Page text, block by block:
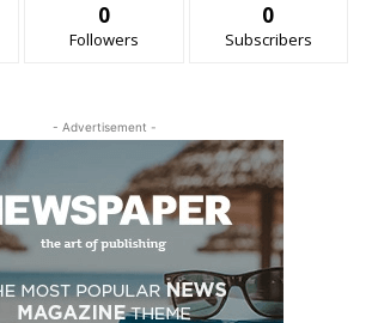
0
Followers
0
Subscribers
- Advertisement -